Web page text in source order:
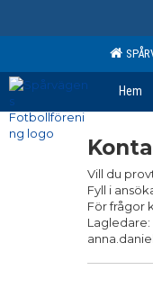
Hem
Vill du
Fyll i
För frågor
Lagledare: